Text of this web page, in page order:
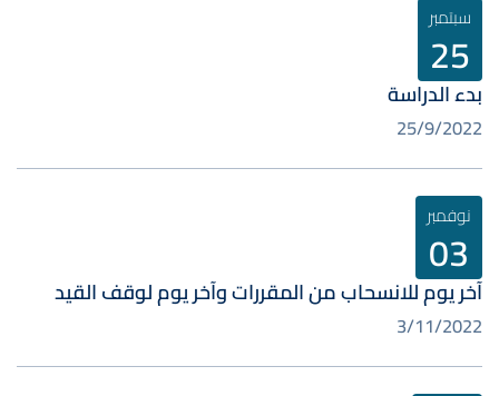
سبتمبر
25
بدء الدراسة
25/9/2022
نوفمبر
03
آخر يوم للانسحاب من المقررات وآخر يوم لوقف القيد
3/11/2022